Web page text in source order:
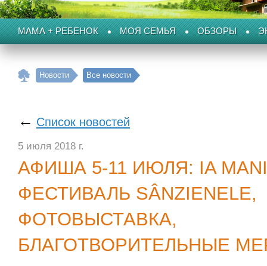
МАМА + РЕБЕНОК МОЯ СЕМЬЯ ОБЗОРЫ
Новости Все новости
← Список новостей
5 июля 2018 г.
АФИША 5-11 ИЮЛЯ: IA
ФЕСТИВАЛЬ SÂNZIENELE,
ФОТОВЫСТАВКА,
БЛАГОТВОРИТЕЛЬНЫЕ